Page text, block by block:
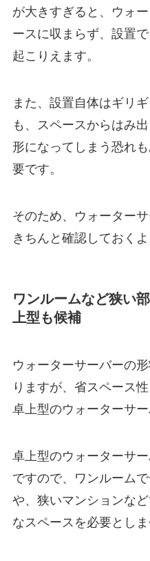
が大きすぎると、ウォ
ースに収まらず、設置
起こりえます。
また、設置自体はギリ
も、スペースからはみ
形になってしまう恐れ
要です。
そのため、ウォーター
きちんと確認しておく
ワンルームなど狭い
上型も候補
ウォーターサーバーの
りますが、省スペース
卓上型のウォーターサ
卓上型のウォーターサ
ですので、ワンルーム
や、狭いマンションな
なスペースを必要としま